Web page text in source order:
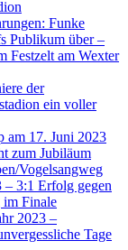
Funke
Publikum über –
Festzelt am Wexter
der
ein voller
am 17. Juni 2023
zum Jubiläum
Vogelsangweg
– 3:1 Erfolg gegen
im Finale
2023 –
Tage